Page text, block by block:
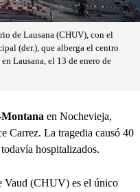
de Lausana (CHUV), con el
(der.), que alberga el centro
Lausana, el 13 de enero de
en Nochevieja,
Carrez. La tragedia causó 40
hospitalizados.
Vaud (CHUV) es el único